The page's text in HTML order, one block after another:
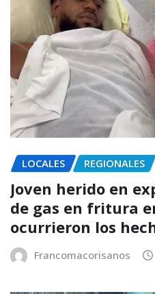
LOCALES REGIONALES
Joven herido en
de gas en fritura
ocurrieron los
Francomacorisanos